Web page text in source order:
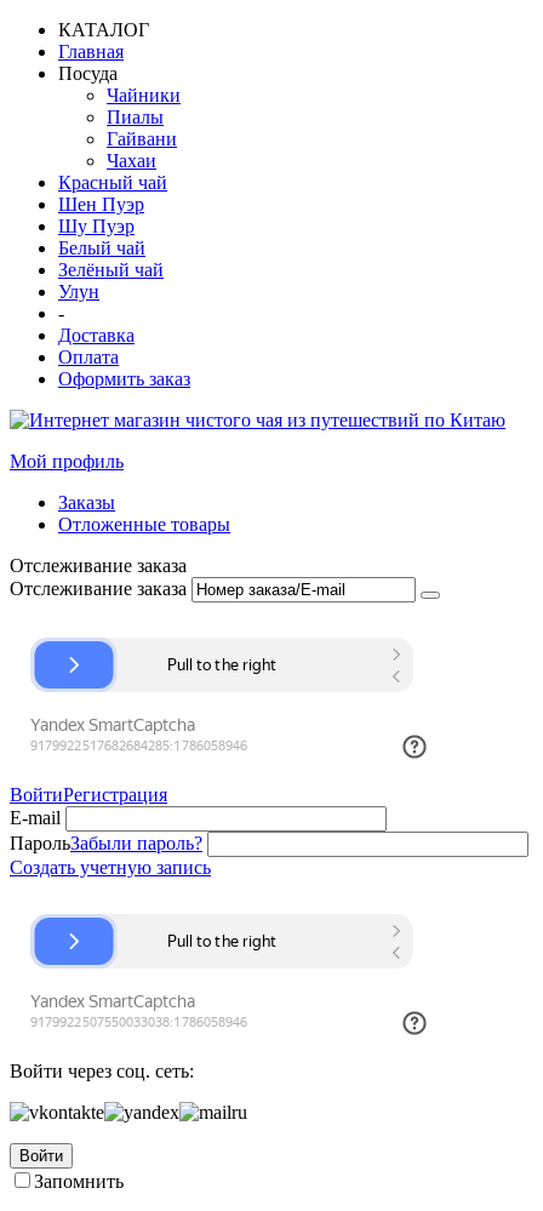
КАТАЛОГ
Главная
Посуда
Чайники
Пиалы
Гайвани
Чахаи
Красный чай
Шен Пуэр
Шу Пуэр
Белый чай
Зелёный чай
Улун
-
Доставка
Оплата
Оформить заказ
Мой профиль
Заказы
Отложенные товары
Отслеживание заказа
Отслеживание заказа
ВойтиРегистрация
E-mail
ПарольЗабыли пароль?
Создать учетную запись
Войти через соц. сеть:
Войти
Запомнить